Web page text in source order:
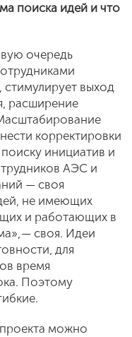
поиска идей и что
очередь
стимулирует выход
расширение
корректировки
инициатив и
АЭС и
— своя
не имеющих
и работающих в
— своя. Идеи
для
время
Поэтому
можно